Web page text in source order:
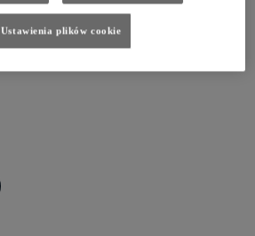
Ustawienia plików cookie